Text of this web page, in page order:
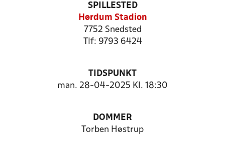
SPILLESTED
Hørdum Stadion
7752 Snedsted
Tlf: 9793 6424
TIDSPUNKT
man. 28-04-2025 Kl. 18:30
DOMMER
Torben Høstrup